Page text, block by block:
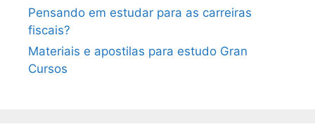
Pensando em estudar para as carreiras
fiscais?
Materiais e apostilas para estudo Gran
Cursos